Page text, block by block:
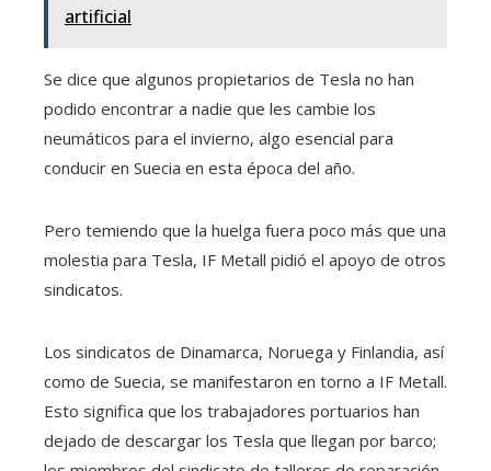
artificial
Se dice que algunos propietarios de Tesla no han
podido encontrar a nadie que les cambie los
neumáticos para el invierno, algo esencial para
conducir en Suecia en esta época del año.
Pero temiendo que la huelga fuera poco más que una
molestia para Tesla, IF Metall pidió el apoyo de otros
sindicatos.
Los sindicatos de Dinamarca, Noruega y Finlandia, así
como de Suecia, se manifestaron en torno a IF Metall.
Esto significa que los trabajadores portuarios han
dejado de descargar los Tesla que llegan por barco;